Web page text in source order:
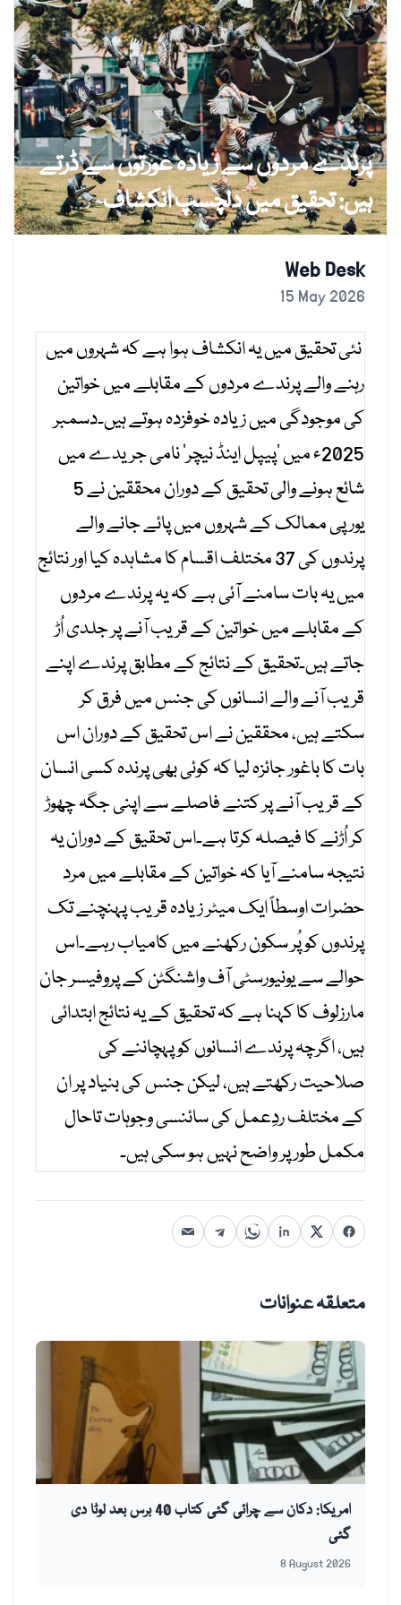
پرندے مردوں سے زیادہ عورتوں سے ڈرتے
ہیں: تحقیق میں دلچسپ انکشاف
Web Desk
15 May 2026
نئی تحقیق میں یہ انکشاف ہوا ہے کہ شہروں میں
رہنے والے پرندے مردوں کے مقابلے میں خواتین
کی موجودگی میں زیادہ خوفزدہ ہوتے ہیں۔دسمبر
2025ء میں ’پیپل اینڈ نیچر‘ نامی جریدے میں
شائع ہونے والی تحقیق کے دوران محققین نے 5
یورپی ممالک کے شہروں میں پائے جانے والے
پرندوں کی 37 مختلف اقسام کا مشاہدہ کیا اور نتائج
میں یہ بات سامنے آئی ہے کہ یہ پرندے مردوں
کے مقابلے میں خواتین کے قریب آنے پر جلدی اُڑ
جاتے ہیں۔تحقیق کے نتائج کے مطابق پرندے اپنے
قریب آنے والے انسانوں کی جنس میں فرق کر
سکتے ہیں، محققین نے اس تحقیق کے دوران اس
بات کا باغور جائزہ لیا کہ کوئی بھی پرندہ کسی انسان
کے قریب آنے پر کتنے فاصلے سے اپنی جگہ چھوڑ
کر اُڑنے کا فیصلہ کرتا ہے۔اس تحقیق کے دوران یہ
نتیجہ سامنے آیا کہ خواتین کے مقابلے میں مرد
حضرات اوسطاً ایک میٹر زیادہ قریب پہنچنے تک
پرندوں کو پُر سکون رکھنے میں کامیاب رہے۔اس
حوالے سے یونیورسٹی آف واشنگٹن کے پروفیسر جان
مارزلوف کا کہنا ہے کہ تحقیق کے یہ نتائج ابتدائی
ہیں، اگرچہ پرندے انسانوں کو پہچاننے کی
صلاحیت رکھتے ہیں، لیکن جنس کی بنیاد پر ان
کے مختلف ردِعمل کی سائنسی وجوہات تاحال
مکمل طور پر واضح نہیں ہو سکی ہیں۔
متعلقہ عنوانات
امریکا: دکان سے چرائی گئی کتاب 40 برس بعد لوٹا دی
گئی
8 August 2026